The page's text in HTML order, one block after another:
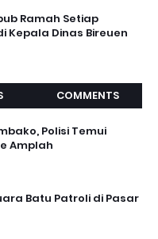
Ramah Setiap
Kepala Dinas Bireuen
COMMENTS
Polisi Temui
Amplah
Batu Patroli di Pasar